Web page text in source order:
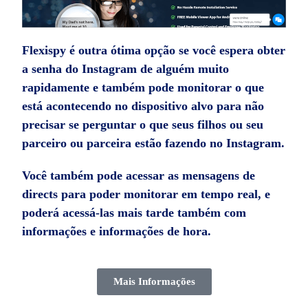
Flexispy é outra ótima opção se você espera obter
a senha do Instagram de alguém muito
rapidamente e também pode monitorar o que
está acontecendo no dispositivo alvo para não
precisar se perguntar o que seus filhos ou seu
parceiro ou parceira estão fazendo no Instagram.
Você também pode acessar as mensagens de
directs para poder monitorar em tempo real, e
poderá acessá-las mais tarde também com
informações e informações de hora.
Mais Informações